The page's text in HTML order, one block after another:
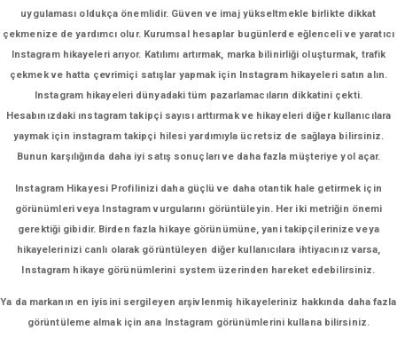
uygulaması oldukça önemlidir. Güven ve imaj yükseltmekle birlikte dikkat
çekmenize de yardımcı olur. Kurumsal hesaplar bugünlerde eğlenceli ve yaratıcı
Instagram hikayeleri arıyor. Katılımı artırmak, marka bilinirliği oluşturmak, trafik
çekmek ve hatta çevrimiçi satışlar yapmak için Instagram hikayeleri satın alın.
Instagram hikayeleri dünyadaki tüm pazarlamacıların dikkatini çekti.
Hesabınızdaki ınstagram takipçi sayısı arttırmak ve hikayeleri diğer kullanıcılara
yaymak için instagram takipçi hilesi yardımıyla ücretsiz de sağlaya bilirsiniz.
Bunun karşılığında daha iyi satış sonuçları ve daha fazla müşteriye yol açar.
Instagram Hikayesi Profilinizi daha güçlü ve daha otantik hale getirmek için
görünümleri veya Instagram vurgularını görüntüleyin. Her iki metriğin önemi
gerektiği gibidir. Birden fazla hikaye görünümüne, yani takipçilerinize veya
hikayelerinizi canlı olarak görüntüleyen diğer kullanıcılara ihtiyacınız varsa,
Instagram hikaye görünümlerini system üzerinden hareket edebilirsiniz.
Ya da markanın en iyisini sergileyen arşivlenmiş hikayeleriniz hakkında daha fazla
görüntüleme almak için ana Instagram görünümlerini kullana bilirsiniz.